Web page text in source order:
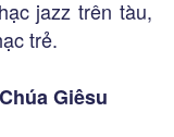
jazz trên tàu,
trẻ.
Giêsu